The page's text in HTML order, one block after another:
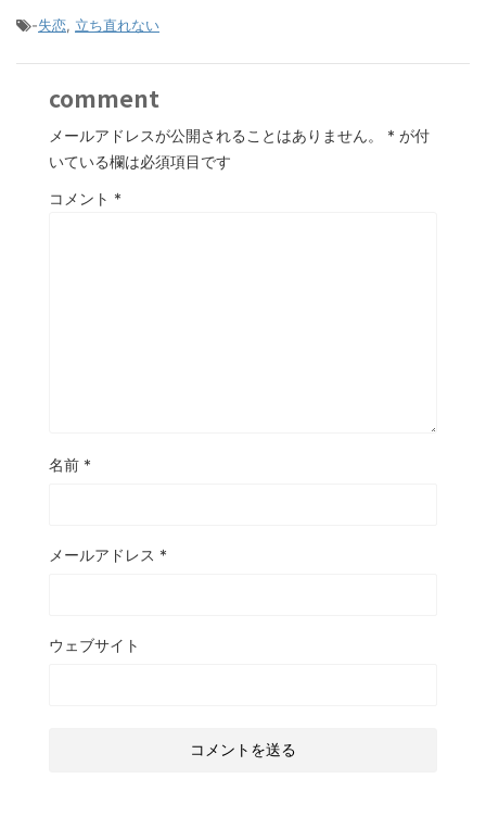
-失恋, 立ち直れない
comment
メールアドレスが公開されることはありません。 * が付
いている欄は必須項目です
コメント *
名前 *
メールアドレス *
ウェブサイト